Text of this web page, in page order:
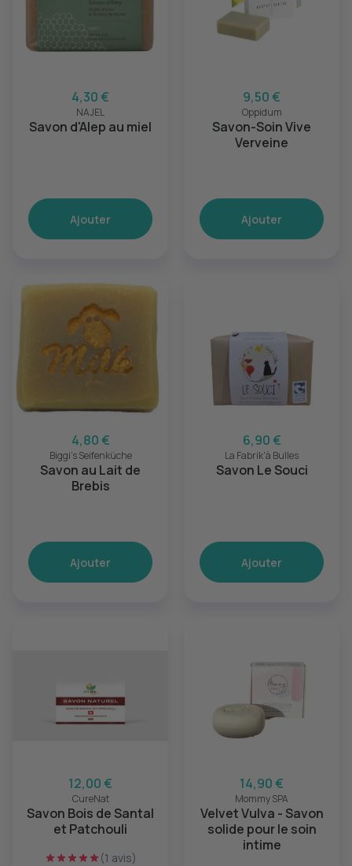
4,30 €
NAJEL
Savon d'Alep au miel
Ajouter
9,50 €
Oppidum
Savon-Soin Vive
Verveine
Ajouter
4,80 €
Biggi's Seifenküche
Savon au Lait de
Brebis
Ajouter
6,90 €
La Fabrik'à Bulles
Savon Le Souci
Ajouter
12,00 €
CureNat
Savon Bois de Santal
et Patchouli
(1 avis)
14,90 €
Mommy SPA
Velvet Vulva - Savon
solide pour le soin
intime